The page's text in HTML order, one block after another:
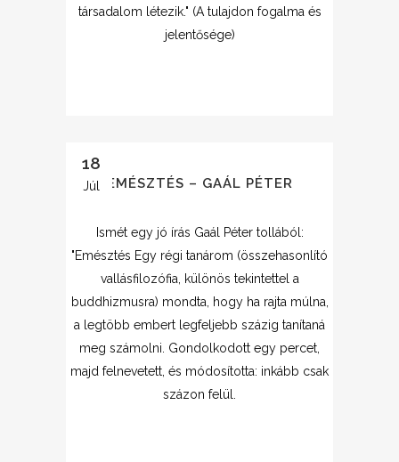
társadalom létezik." (A tulajdon fogalma és
jelentősége)
18
Júl EMÉSZTÉS – GAÁL PÉTER
Ismét egy jó írás Gaál Péter tollából:
"Emésztés Egy régi tanárom (összehasonlító
vallásfilozófia, különös tekintettel a
buddhizmusra) mondta, hogy ha rajta múlna,
a legtöbb embert legfeljebb százig tanítaná
meg számolni. Gondolkodott egy percet,
majd felnevetett, és módosította: inkább csak
százon felül.